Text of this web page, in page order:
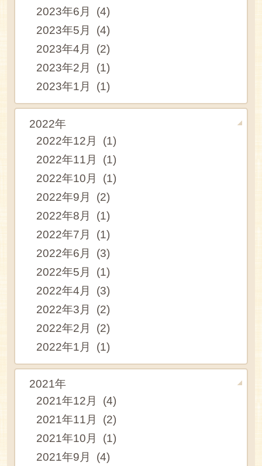
2023年6月 (4)
2023年5月 (4)
2023年4月 (2)
2023年2月 (1)
2023年1月 (1)
2022年
2022年12月 (1)
2022年11月 (1)
2022年10月 (1)
2022年9月 (2)
2022年8月 (1)
2022年7月 (1)
2022年6月 (3)
2022年5月 (1)
2022年4月 (3)
2022年3月 (2)
2022年2月 (2)
2022年1月 (1)
2021年
2021年12月 (4)
2021年11月 (2)
2021年10月 (1)
2021年9月 (4)